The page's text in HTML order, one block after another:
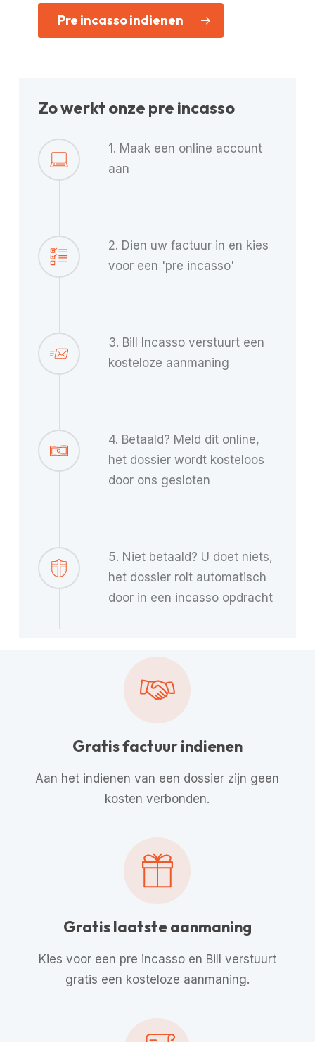
Pre incasso indienen
Zo werkt onze pre incasso
1. Maak een online account
aan
2. Dien uw factuur in en kies
voor een 'pre incasso'
3. Bill Incasso verstuurt een
kosteloze aanmaning
4. Betaald? Meld dit online,
het dossier wordt kosteloos
door ons gesloten
5. Niet betaald? U doet niets,
het dossier rolt automatisch
door in een incasso opdracht
Gratis factuur indienen
Aan het indienen van een dossier zijn geen
kosten verbonden.
Gratis laatste aanmaning
Kies voor een pre incasso en Bill verstuurt
gratis een kosteloze aanmaning.